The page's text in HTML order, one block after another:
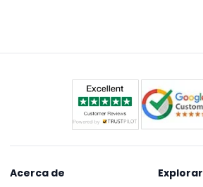
Acerca de Explorar